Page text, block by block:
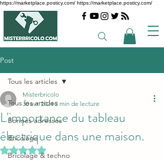
https://marketplace.posticy.com/ https://marketplace.posticy.com/
Post
Tous les articles
Bonnes adresses
Bricolage
Bricolage & techno
Tous les articles
L'importance du tableau
électrique dans une maison.
Misterbricolo
30 avr. 2024 3 min de lecture
Noté NaN étoiles sur 5.